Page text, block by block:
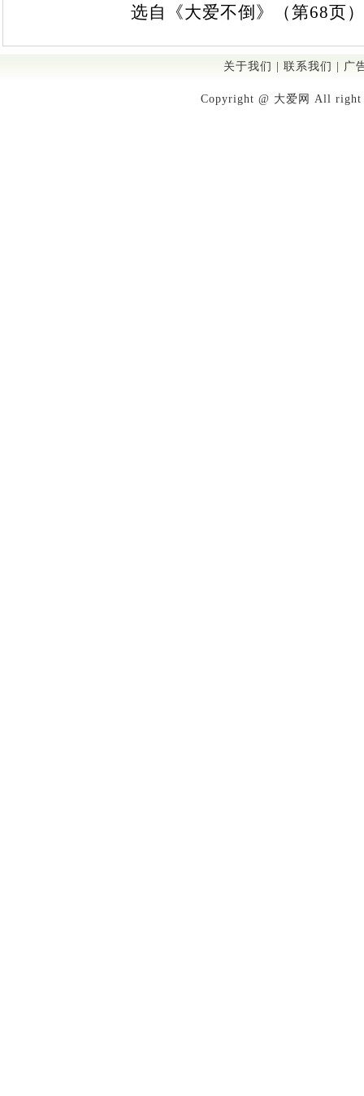
选自《大爱不倒》（第68页）
关于我们 联系我们 广
Copyright @ 大爱网 All right